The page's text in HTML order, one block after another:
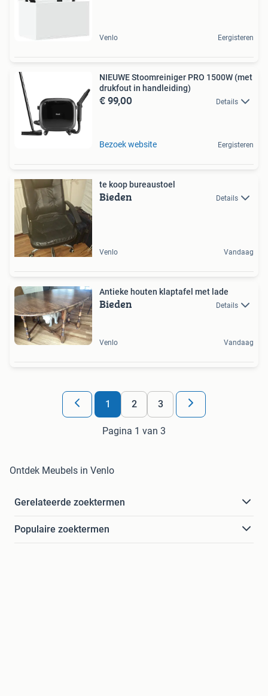
Venlo Eergisteren
NIEUWE Stoomreiniger PRO 1500W (met
drukfout in handleiding)
€ 99,00 Details
Bezoek website Eergisteren
te koop bureaustoel
Bieden Details
Venlo Vandaag
Antieke houten klaptafel met lade
Bieden Details
Venlo Vandaag
1 2 3
Pagina 1 van 3
Ontdek Meubels in Venlo
Gerelateerde zoektermen
Populaire zoektermen